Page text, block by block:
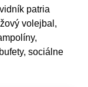
patria
volejbal,
sociálne